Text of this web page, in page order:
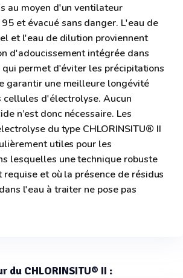
au moyen d'un ventilateur
et évacué sans danger. L'eau de
et l'eau de dilution proviennent
d'adoucissement intégrée dans
permet d'éviter les précipitations
garantir une meilleure longévité
d'électrolyse. Aucun
n’est donc nécessaire. Les
du type CHLORINSITU® II
utiles pour les
lesquelles une technique robuste
requise et où la présence de résidus
l'eau à traiter ne pose pas
du CHLORINSITU® II :